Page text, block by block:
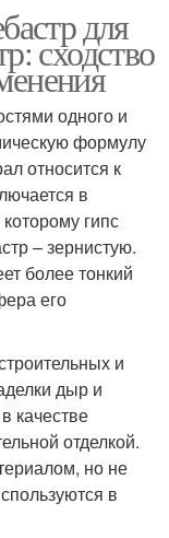
для
сходство
одного и
формулу
относится к
в
гипс
– зернистую.
более тонкий
его
и
дыр и
качестве
отделкой.
но не
в